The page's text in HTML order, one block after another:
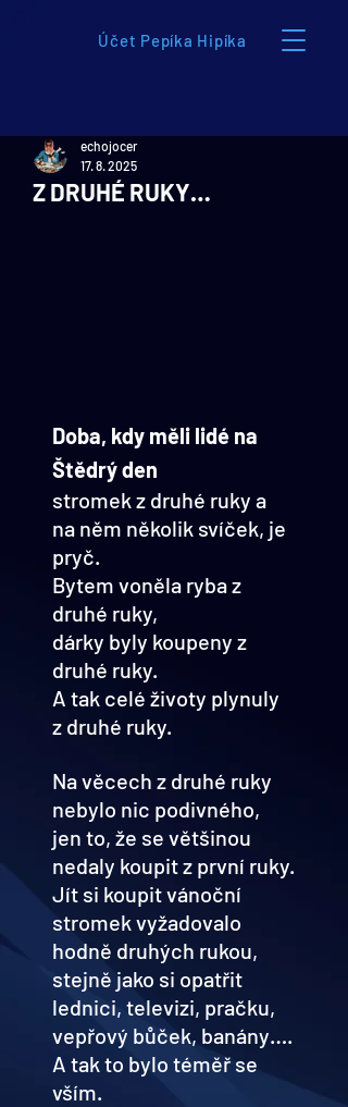
Účet Pepíka Hipíka
Z DRUHÉ RUKY…
echojocer
17. 8. 2025
Doba, kdy měli lidé na
Štědrý den
stromek z druhé ruky a
na něm několik svíček, je
pryč.
Bytem voněla ryba z
druhé ruky,
dárky byly koupeny z
druhé ruky.
A tak celé životy plynuly
z druhé ruky.
Na věcech z druhé ruky
nebylo nic podivného,
jen to, že se většinou
nedaly koupit z první ruky.
Jít si koupit vánoční
stromek vyžadovalo
hodně druhých rukou,
stejně jako si opatřit
lednici, televizi, pračku,
vepřový bůček, banány….
A tak to bylo téměř se
vším.